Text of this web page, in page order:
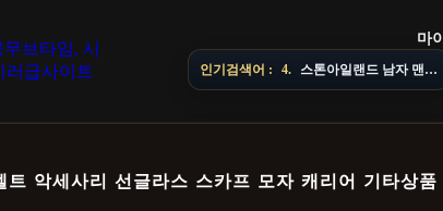
라 배송 일정이 달라질 수 있으니 주문 전 상담창으로 문의해
마
인기검색어 : 5. 오프화이트 남자 후드
트 악세사리 선글라스 스카프 모자 캐리어 기타상품